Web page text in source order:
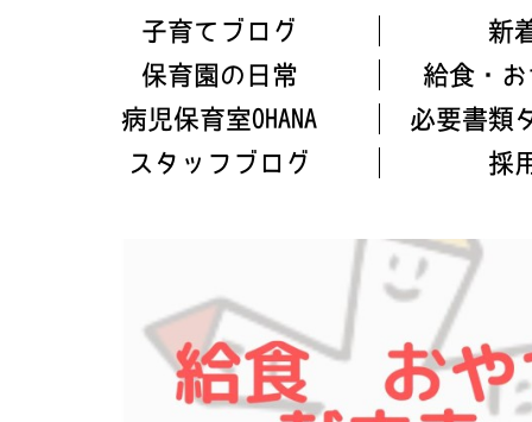
子育てブログ
新
保育園の日常
給食・
病児保育室OHANA
必要書類
スタッフブログ
採